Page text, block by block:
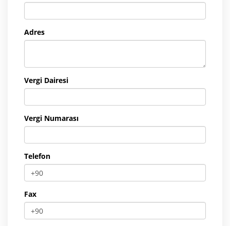
Adres
Vergi Dairesi
Vergi Numarası
Telefon
Fax